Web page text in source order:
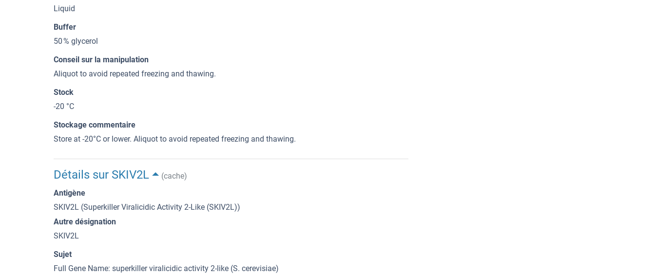
Liquid
Buffer
50 % glycerol
Conseil sur la manipulation
Aliquot to avoid repeated freezing and thawing.
Stock
-20 °C
Stockage commentaire
Store at -20°C or lower. Aliquot to avoid repeated freezing and thawing.
Détails sur SKIV2L
(cache)
Antigène
SKIV2L (Superkiller Viralicidic Activity 2-Like (SKIV2L))
Autre désignation
SKIV2L
Sujet
Full Gene Name: superkiller viralicidic activity 2-like (S. cerevisiae)